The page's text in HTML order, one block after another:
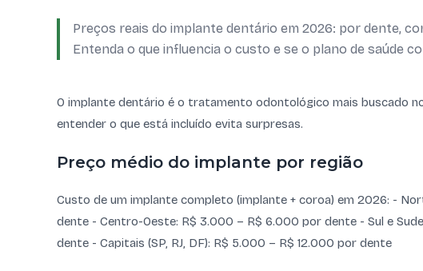
Preços reais do implante dentário em 2026: por dente,
Entenda o que influencia o custo e se o plano de saúde
O implante dentário é o tratamento odontológico mais buscado
entender o que está incluído evita surpresas.
Preço médio do implante por região
Custo de um implante completo (implante + coroa) em 2026: -
dente - Centro-Oeste: R$ 3.000 – R$ 6.000 por dente - Sul e
dente - Capitais (SP, RJ, DF): R$ 5.000 – R$ 12.000 por dente